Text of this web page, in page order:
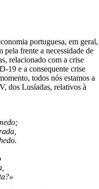
portuguesa, em
frente a necessidade de
relacionado com a crise
19 e a consequente crise
todos nós estamos a
dos Lusíadas, relativos à